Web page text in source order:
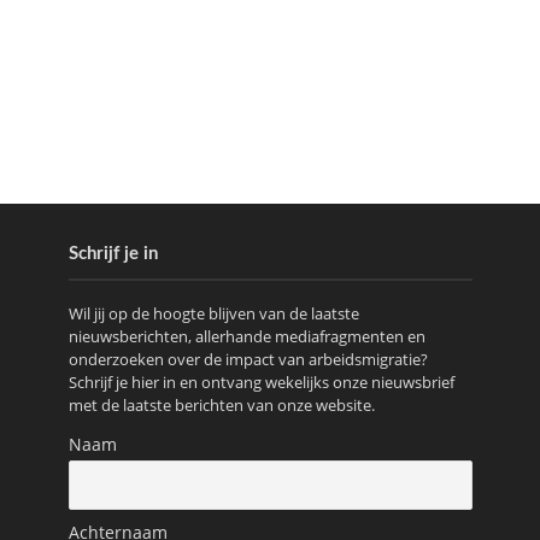
Schrijf je in
Wil jij op de hoogte blijven van de laatste
nieuwsberichten, allerhande mediafragmenten en
onderzoeken over de impact van arbeidsmigratie?
Schrijf je hier in en ontvang wekelijks onze nieuwsbrief
met de laatste berichten van onze website.
Naam
Achternaam